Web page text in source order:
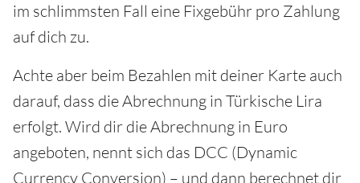
im schlimmsten Fall eine Fixgebühr pro Zahlung
auf dich zu.
Achte aber beim Bezahlen mit deiner Karte auch
darauf, dass die Abrechnung in Türkische Lira
erfolgt. Wird dir die Abrechnung in Euro
angeboten, nennt sich das DCC (Dynamic
Currency Conversion) – und dann berechnet dir